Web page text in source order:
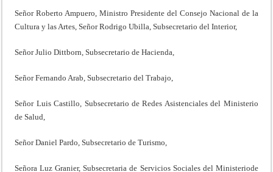
Señor Roberto Ampuero, Ministro Presidente del Consejo Nacional de la
Cultura y las Artes, Señor Rodrigo Ubilla, Subsecretario del Interior,
Señor Julio Dittborn, Subsecretario de Hacienda,
Señor Fernando Arab, Subsecretario del Trabajo,
Señor Luis Castillo, Subsecretario de Redes Asistenciales del Ministerio
de Salud,
Señor Daniel Pardo, Subsecretario de Turismo,
Señora Luz Granier, Subsecretaria de Servicios Sociales del Ministeriode